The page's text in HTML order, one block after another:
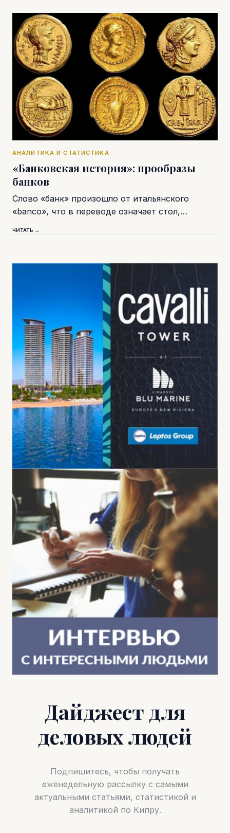
АНАЛИТИКА И СТАТИСТИКА
«Банковская история»: прообразы
банков
Слово «банк» произошло от итальянского
«banco», что в переводе означает стол,…
ЧИТАТЬ →
Дайджест для
деловых людей
Подпишитесь, чтобы получать
еженедельную рассылку с самыми
актуальными статьями, статистикой и
аналитикой по Кипру.